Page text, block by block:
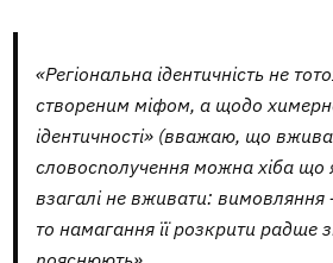
«Регіональна ідентичність не
створеним міфом, а щодо
ідентичності» (вважаю, що
словосполучення можна хіба
взагалі не вживати: вимовляння
то намагання її розкрити радше